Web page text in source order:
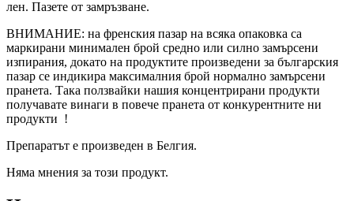
лен. Пазете от замръзване.
ВНИМАНИЕ: на френския пазар на всяка опаковка са
маркирани минимален брой средно или силно замърсени
изпирания, докато на продуктите произведени за българския
пазар се индикира максималния брой нормално замърсени
пранета. Така ползвайки нашия концентрирани продукти
получавате винаги в повече пранета от конкурентните ни
продукти !
Препаратът е произведен в Белгия.
Няма мнения за този продукт.